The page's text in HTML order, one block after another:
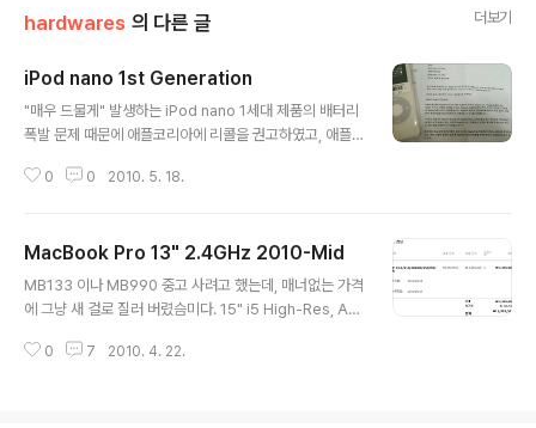
hardwares 의 다른 글 더보기
iPod nano 1st Generation
"매우 드물게" 발생하는 iPod nano 1세대 제품의 배터리
폭발 문제 때문에 애플코리아에 리콜을 권고하였고, 애플
p://support.apple.com/kb/TS2099?viewlocale=
MUG 서비스센터에서 교체 받았고, 접수 택배로 접수 및
교체 받기까지 걸린 시간은 일주일 가량입니다. 기존 제품
은 새 시리얼로 교체되어 폐기되며, 보증기간은 없습니다.
제 샀는지 기억도 안난다. -_-
0 0 2010. 5. 18.
MacBook Pro 13" 2.4GHz 2010-Mid
MB133 이나 MB990 중고 사려고 했는데, 매너없는 가격
에 그냥 새 걸로 질러 버렸슴미다. 15" i5 High-Res, Ant
위 모델로 선택. Key Features는 10시간 배터리, Gefor
0 7 2010. 4. 22.